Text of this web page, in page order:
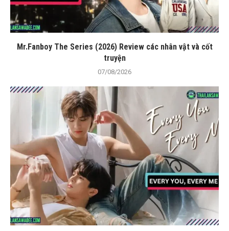
Mr.Fanboy The Series (2026) Review các nhân vật và cốt
truyện
07/08/2026